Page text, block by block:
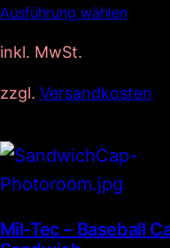
Ausführung wählen
inkl. MwSt.
zzgl. Versandkosten
Mil-Tec – Baseball